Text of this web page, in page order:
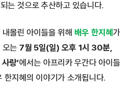
는 것으로 추산하고 있습니다.
몰린 아이들을 위해 배우 한지혜 가
오는 7월 5일(일) 오후 1시 30분,
랑’에서는 아프리카 우간다 아이들
한지혜의 이야기가 소개됩니다.